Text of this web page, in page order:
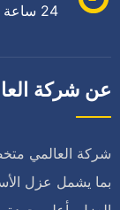
24 ساعة طوال أيام الأسبوع
عن شركة
شركة العالمي
بما يشمل عزل